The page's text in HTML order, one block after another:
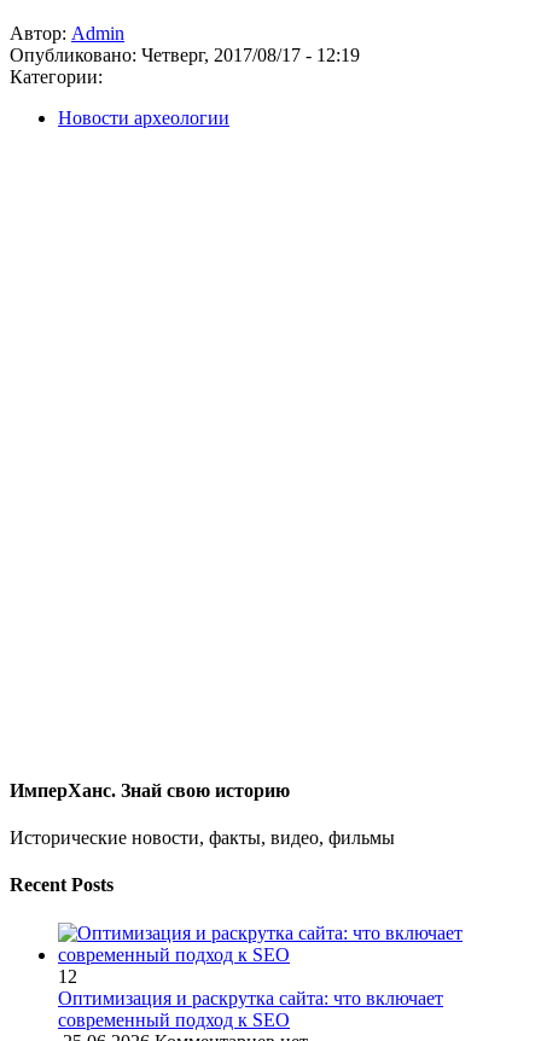
Автор: Admin
Опубликовано: Четверг, 2017/08/17 - 12:19
Категории:
Новости археологии
ИмперХанс. Знай свою историю
Исторические новости, факты, видео, фильмы
Recent Posts
12
Оптимизация и раскрутка сайта: что включает
современный подход к SEO